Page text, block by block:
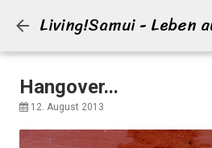
Direkt zum
Living!Samui - Leben
Hangover...
12. August 2013